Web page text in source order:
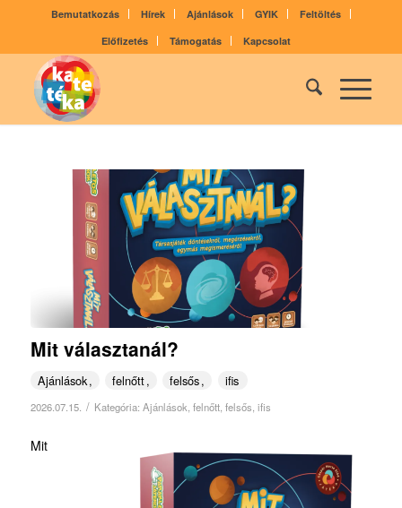
Bemutatkozás Hírek Ajánlások GYIK
Feltöltés
Előfizetés
Támogatás Kapcsolat
Mit választanál?
Ajánlások felnőtt felsős ifis
2026.07.15. / Kategória: Ajánlások felnőtt, felsős ifis
Mit